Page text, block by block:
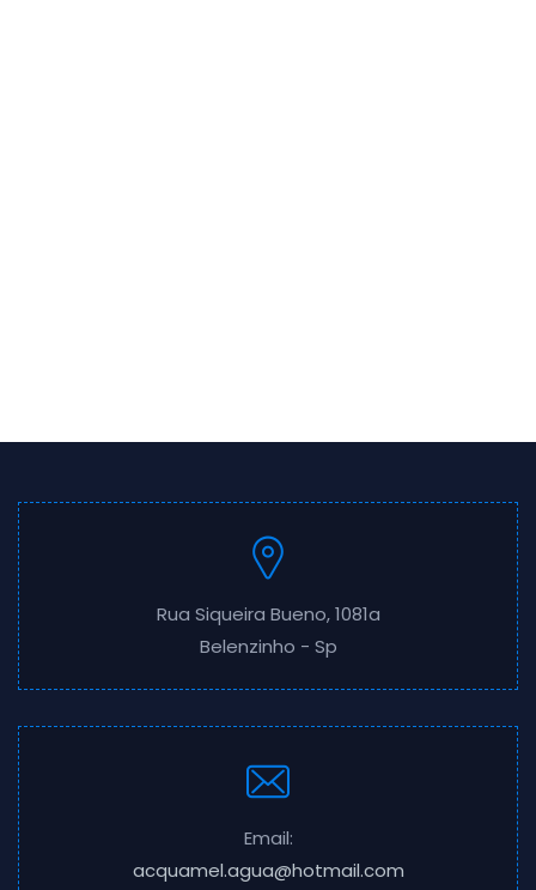
Rua Siqueira Bueno, 1081a
Belenzinho - Sp
Email:
acquamel.agua@hotmail.com